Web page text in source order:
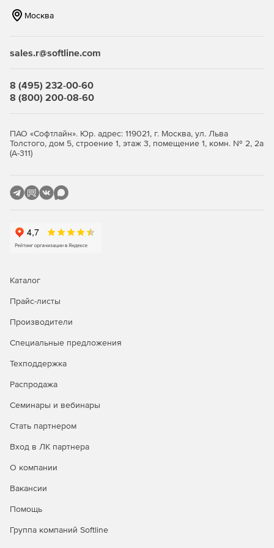
Москва
sales.r@softline.com
8 (495) 232-00-60
8 (800) 200-08-60
ПАО «Софтлайн». Юр. адрес: 119021, г. Москва, ул. Льва
Толстого, дом 5, строение 1, этаж 3, помещение 1, комн. № 2, 2а
(А-311)
Каталог
Прайс-листы
Производители
Специальные предложения
Техподдержка
Распродажа
Семинары и вебинары
Стать партнером
Вход в ЛК партнера
О компании
Вакансии
Помощь
Группа компаний Softline